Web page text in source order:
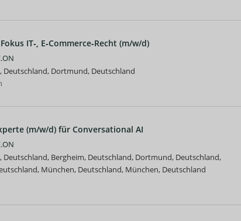
IT‑, E‑Commerce‑Recht (m/w/d)
Deutschland, Dortmund, Deutschland
(m/w/d) für Conversational AI
Deutschland, Bergheim, Deutschland, Dortmund, Deutschland,
München, Deutschland, München, Deutschland